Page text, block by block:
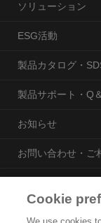
ソリューション
ESG活動
製品カタログ・
製品サポート・Q
お知らせ
お問い合わせ・ご
Cookie